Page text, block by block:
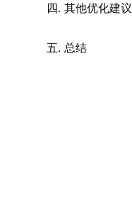
四. 其他优化建议
五. 总结